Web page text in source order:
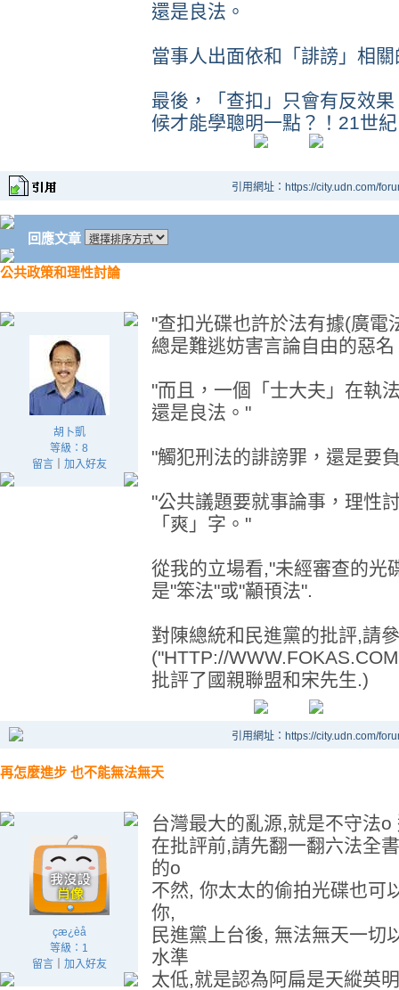
還是良法。
當事人出面依和「誹謗」相
最後，「查扣」只會有反效
候才能學聰明一點？！21世
引用網址：https://city.udn.com/
回應文章
公共政策和理性討論
胡卜凱
等級：8
留言｜ 加入好友
"查扣光碟也許於法有據(廣電
總是難逃妨害言論自由的惡名
"而且，一個「士大夫」在執
還是良法。"
"觸犯刑法的誹謗罪，還是要
"公共議題要就事論事，理性
「爽」字。"
從我的立場看,"未經審查的光
是"笨法"或"顢頇法".
對陳總統和民進黨的批評,請
("HTTP://
批評了國親聯盟和宋先生.)
引用網址：https://city.udn.com/
再怎麼進步 也不能無法無天
çæ¿èå­
等級：1
留言｜ 加入好友
台灣最大的亂源,就是不守法
在批評前,請先翻一翻六法全
的o
不然, 你太太的偷拍光碟也可
你,
民進黨上台後, 無法無天一切
水準
太低,就是認為阿扁是天縱英